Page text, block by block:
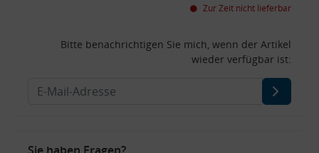
Zur Zeit nicht lieferbar
Bitte benachrichtigen Sie mich, wenn der Artikel
wieder verfügbar ist: